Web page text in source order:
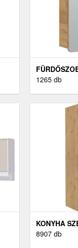
1265 db
KONYHA
8907 db